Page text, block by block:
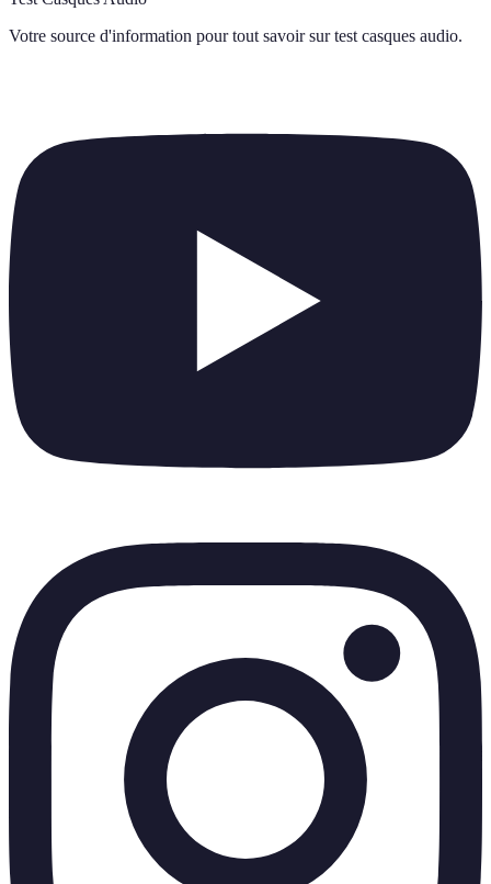
Votre source d'information pour tout savoir sur test casques audio.